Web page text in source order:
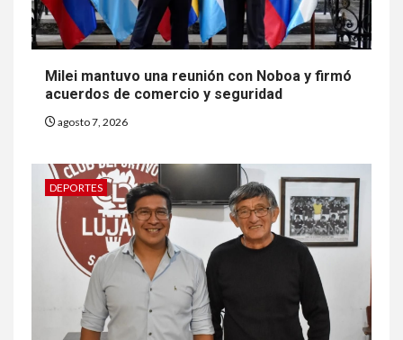
Milei mantuvo una reunión con Noboa y firmó
acuerdos de comercio y seguridad
agosto 7, 2026
DEPORTES